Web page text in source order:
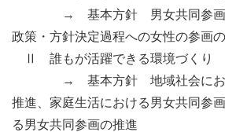
→ 基本方針 男女共同参画に
政策・方針決定過程への女性の参画
Ⅱ 誰もが活躍できる環境づくり
→ 基本方針 地域社会におけ
推進、家庭生活における男女共同参
る男女共同参画の推進